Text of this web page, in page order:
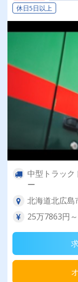
休日5日以上
中型トラッ
ー
北海道北広島
25万7863円～